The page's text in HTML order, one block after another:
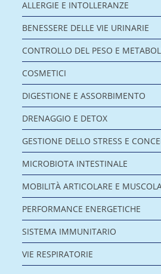
ALLERGIE E INTOLLERANZE
BENESSERE DELLE VIE URINARIE
CONTROLLO DEL PESO E
COSMETICI
DIGESTIONE E ASSORBIMENTO
DRENAGGIO E DETOX
GESTIONE DELLO STRESS E
MICROBIOTA INTESTINALE
MOBILITÀ ARTICOLARE E
PERFORMANCE ENERGETICHE
SISTEMA IMMUNITARIO
VIE RESPIRATORIE